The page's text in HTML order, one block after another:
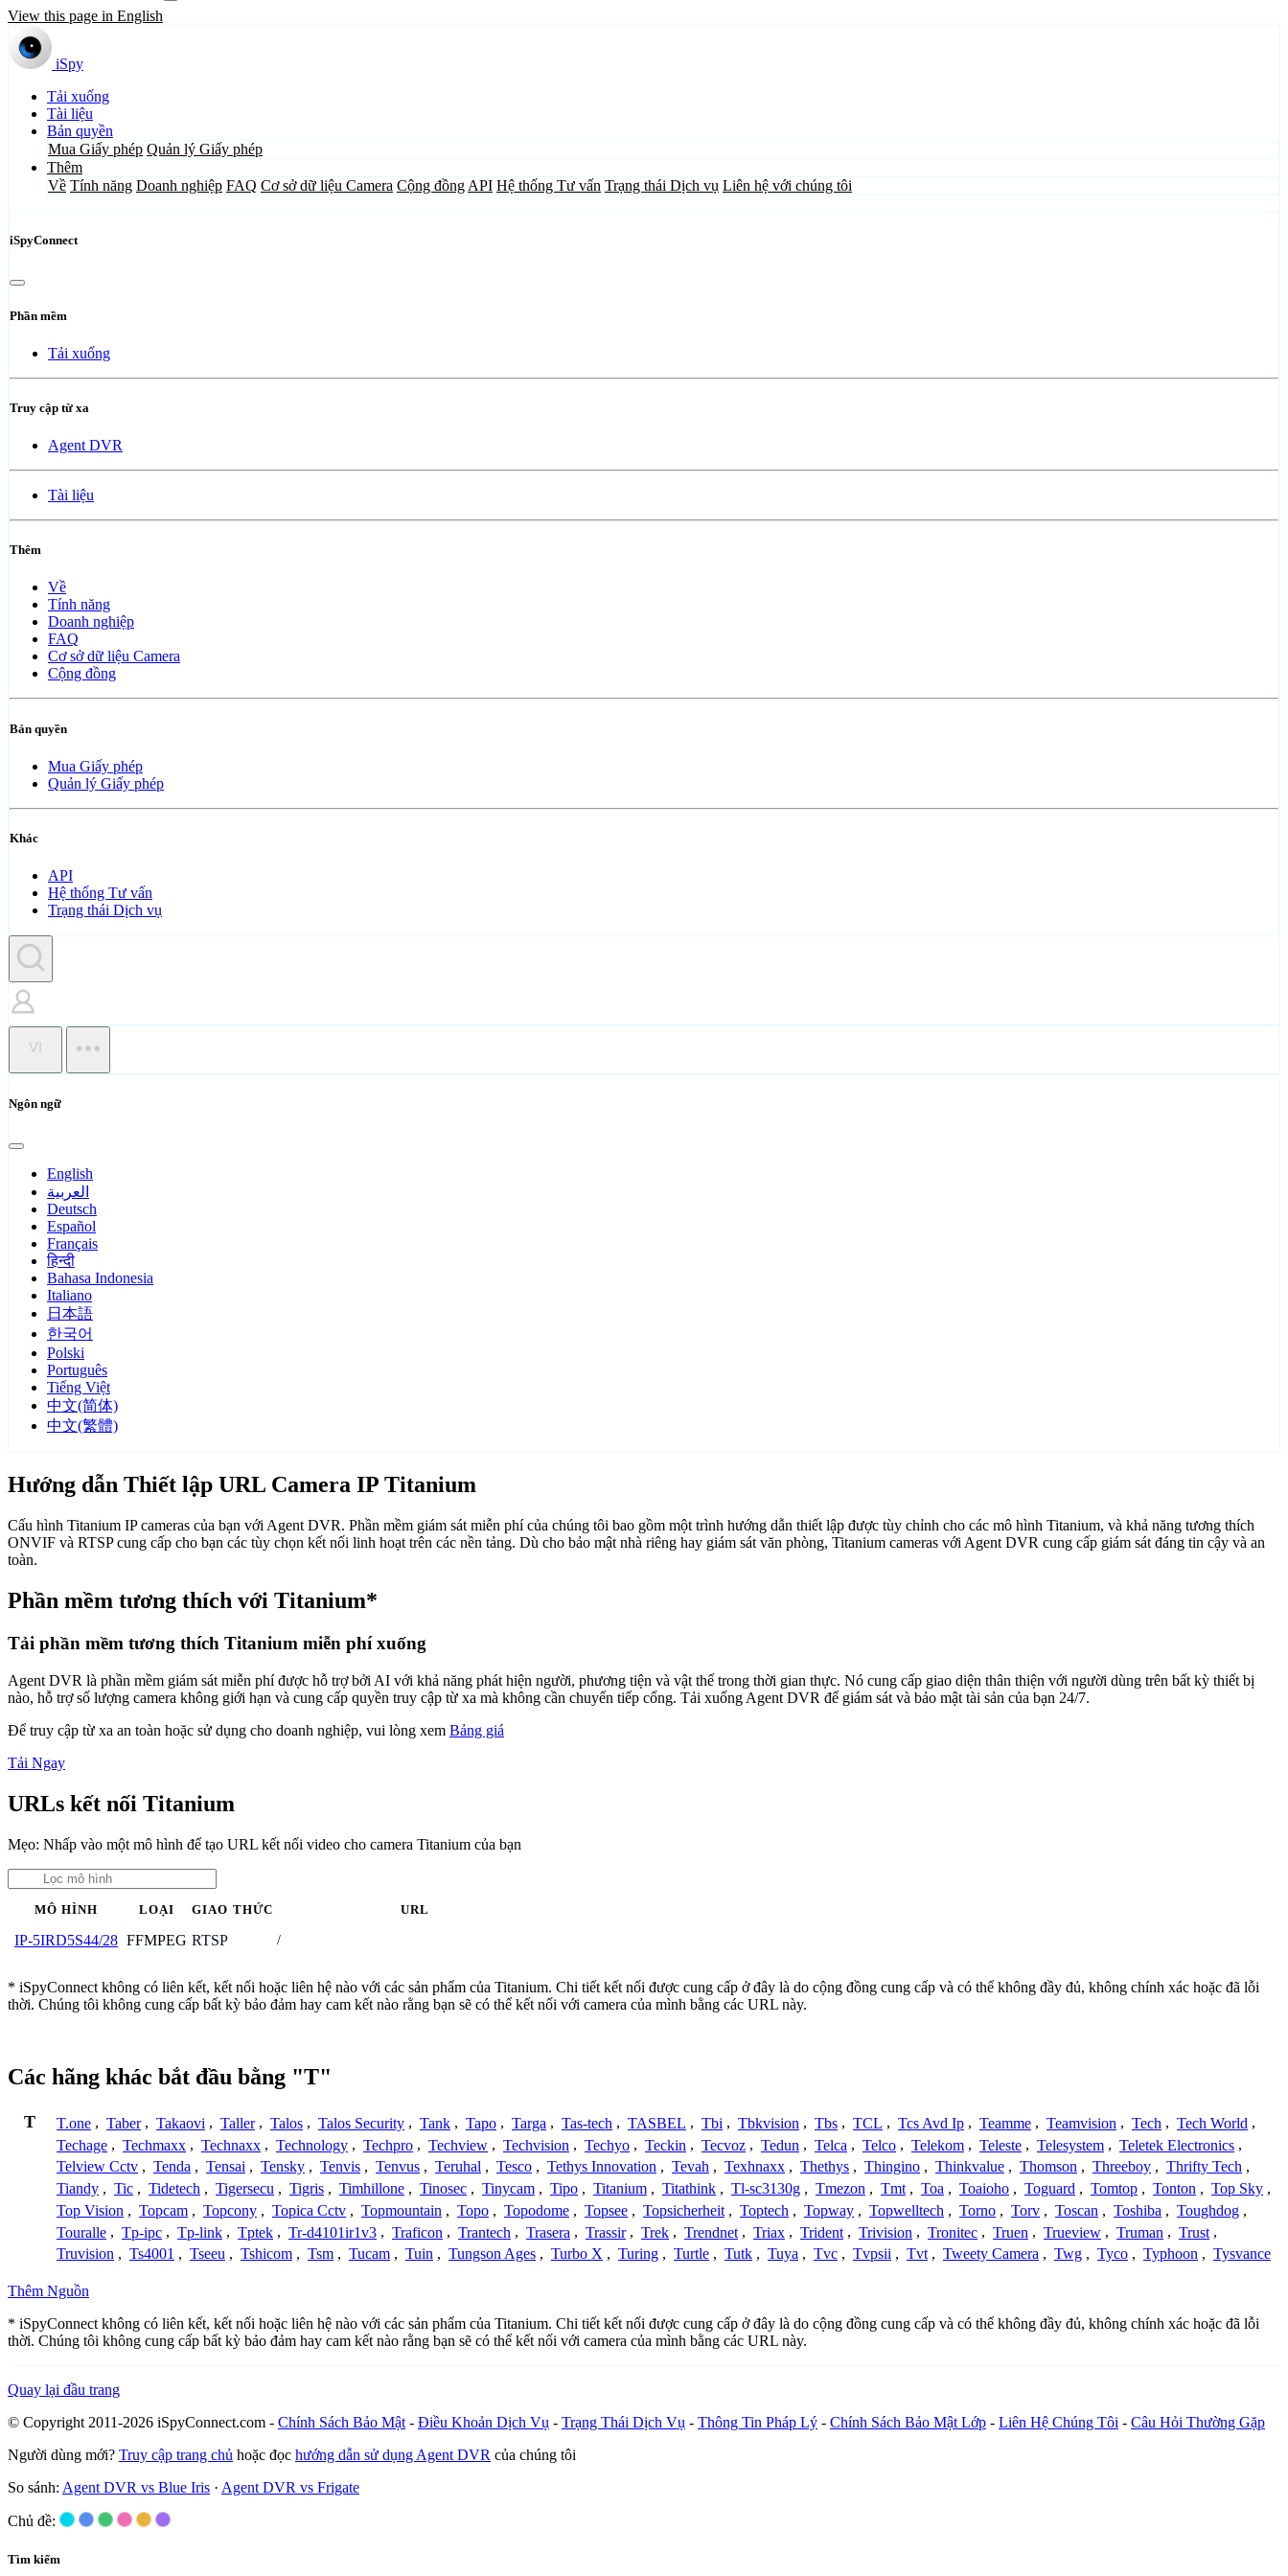
View this page in English
iSpy
Tải xuống
Tài liệu
Bản quyền
Mua Giấy phép Quản lý Giấy phép
Thêm
Về Tính năng Doanh nghiệp FAQ Cơ sở dữ liệu Camera Cộng đồng API Hệ thống Tư vấn Trạng thái Dịch vụ Liên hệ với chúng tôi
iSpyConnect
Phần mềm
Tải xuống
Truy cập từ xa
Agent DVR
Tài liệu
Thêm
Về
Tính năng
Doanh nghiệp
FAQ
Cơ sở dữ liệu Camera
Cộng đồng
Bản quyền
Mua Giấy phép
Quản lý Giấy phép
Khác
API
Hệ thống Tư vấn
Trạng thái Dịch vụ
VI
Ngôn ngữ
English
العربية
Deutsch
Español
Français
हिन्दी
Bahasa Indonesia
Italiano
日本語
한국어
Polski
Português
Tiếng Việt
中文(简体)
中文(繁體)
Hướng dẫn Thiết lập URL Camera IP Titanium
Cấu hình Titanium IP cameras của bạn với Agent DVR. Phần mềm giám sát miễn phí của chúng tôi bao gồm một trình hướng dẫn thiết lập được tùy chỉnh cho các mô hình Titanium, và khả năng tương thích
ONVIF và RTSP cung cấp cho bạn các tùy chọn kết nối linh hoạt trên các nền tảng. Dù cho bảo mật nhà riêng hay giám sát văn phòng, Titanium cameras với Agent DVR cung cấp giám sát đáng tin cậy và an
toàn.
Phần mềm tương thích với Titanium*
Tải phần mềm tương thích Titanium miễn phí xuống
Agent DVR là phần mềm giám sát miễn phí được hỗ trợ bởi AI với khả năng phát hiện người, phương tiện và vật thể trong thời gian thực. Nó cung cấp giao diện thân thiện với người dùng trên bất kỳ thiết bị
nào, hỗ trợ số lượng camera không giới hạn và cung cấp quyền truy cập từ xa mà không cần chuyển tiếp cổng. Tải xuống Agent DVR để giám sát và bảo mật tài sản của bạn 24/7.
Để truy cập từ xa an toàn hoặc sử dụng cho doanh nghiệp, vui lòng xem Bảng giá
Tải Ngay
URLs kết nối Titanium
Mẹo: Nhấp vào một mô hình để tạo URL kết nối video cho camera Titanium của bạn
MÔ HÌNH LOẠI GIAO THỨC URL
IP-5IRD5S44/28 FFMPEG RTSP /
* iSpyConnect không có liên kết, kết nối hoặc liên hệ nào với các sản phẩm của Titanium. Chi tiết kết nối được cung cấp ở đây là do cộng đồng cung cấp và có thể không đầy đủ, không chính xác hoặc đã lỗi
thời. Chúng tôi không cung cấp bất kỳ bảo đảm hay cam kết nào rằng bạn sẽ có thể kết nối với camera của mình bằng các URL này.
Các hãng khác bắt đầu bằng "T"
T T.one , Taber , Takaovi , Taller , Talos , Talos Security , Tank , Tapo , Targa , Tas-tech , TASBEL , Tbi , Tbkvision , Tbs , TCL , Tcs Avd Ip , Teamme , Teamvision , Tech , Tech World ,
Techage , Techmaxx , Technaxx , Technology , Techpro , Techview , Techvision , Techyo , Teckin , Tecvoz , Tedun , Telca , Telco , Telekom , Teleste , Telesystem , Teletek Electronics ,
Telview Cctv , Tenda , Tensai , Tensky , Tenvis , Tenvus , Teruhal , Tesco , Tethys Innovation , Tevah , Texhnaxx , Thethys , Thingino , Thinkvalue , Thomson , Threeboy , Thrifty Tech ,
Tiandy , Tic , Tidetech , Tigersecu , Tigris , Timhillone , Tinosec , Tinycam , Tipo , Titanium , Titathink , Tl-sc3130g , Tmezon , Tmt , Toa , Toaioho , Toguard , Tomtop , Tonton , Top Sky ,
Top Vision , Topcam , Topcony , Topica Cctv , Topmountain , Topo , Topodome , Topsee , Topsicherheit , Toptech , Topway , Topwelltech , Torno , Torv , Toscan , Toshiba , Toughdog ,
Touralle , Tp-ipc , Tp-link , Tptek , Tr-d4101ir1v3 , Traficon , Trantech , Trasera , Trassir , Trek , Trendnet , Triax , Trident , Trivision , Tronitec , Truen , Trueview , Truman , Trust ,
Truvision , Ts4001 , Tseeu , Tshicom , Tsm , Tucam , Tuin , Tungson Ages , Turbo X , Turing , Turtle , Tutk , Tuya , Tvc , Tvpsii , Tvt , Tweety Camera , Twg , Tyco , Typhoon , Tysvance
Thêm Nguồn
* iSpyConnect không có liên kết, kết nối hoặc liên hệ nào với các sản phẩm của Titanium. Chi tiết kết nối được cung cấp ở đây là do cộng đồng cung cấp và có thể không đầy đủ, không chính xác hoặc đã lỗi
thời. Chúng tôi không cung cấp bất kỳ bảo đảm hay cam kết nào rằng bạn sẽ có thể kết nối với camera của mình bằng các URL này.
Quay lại đầu trang
© Copyright 2011-2026 iSpyConnect.com - Chính Sách Bảo Mật - Điều Khoản Dịch Vụ - Trạng Thái Dịch Vụ - Thông Tin Pháp Lý - Chính Sách Bảo Mật Lớp - Liên Hệ Chúng Tôi - Câu Hỏi Thường Gặp
Người dùng mới? Truy cập trang chủ hoặc đọc hướng dẫn sử dụng Agent DVR của chúng tôi
So sánh: Agent DVR vs Blue Iris · Agent DVR vs Frigate
Chủ đề:
Tìm kiếm